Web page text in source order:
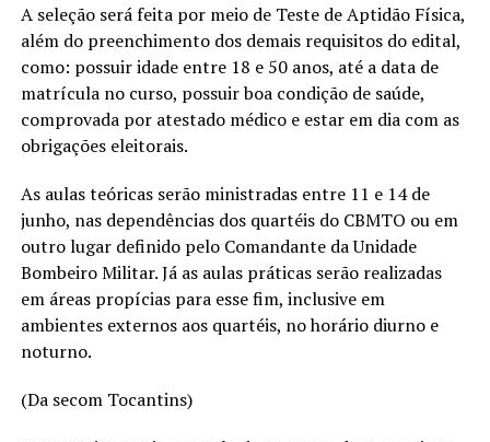
A seleção será feita por meio de Teste de Aptidão Física,
além do preenchimento dos demais requisitos do edital,
como: possuir idade entre 18 e 50 anos, até a data de
matrícula no curso, possuir boa condição de saúde,
comprovada por atestado médico e estar em dia com as
obrigações eleitorais.
As aulas teóricas serão ministradas entre 11 e 14 de
junho, nas dependências dos quartéis do CBMTO ou em
outro lugar definido pelo Comandante da Unidade
Bombeiro Militar. Já as aulas práticas serão realizadas
em áreas propícias para esse fim, inclusive em
ambientes externos aos quartéis, no horário diurno e
noturno.
(Da secom Tocantins)